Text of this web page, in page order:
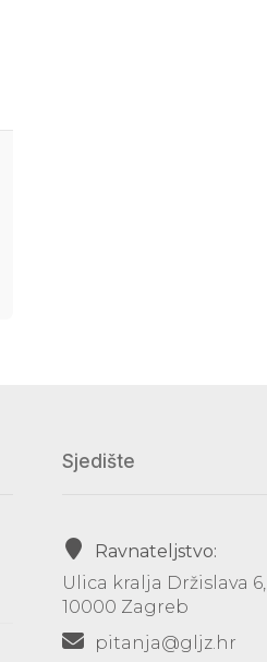
Sjedište
Ravnateljstvo:
Ulica kralja Držislava 6,
10000 Zagreb
pitanja@gljz.hr